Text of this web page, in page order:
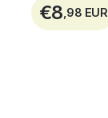
€8 ,98 EUR